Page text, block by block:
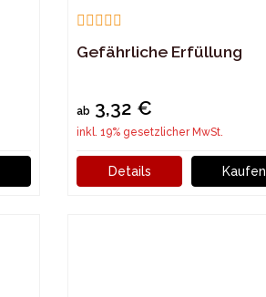
Gefährliche Erfüllung
ab 3,32 €
inkl. 19% gesetzlicher MwSt.
Details Kaufen